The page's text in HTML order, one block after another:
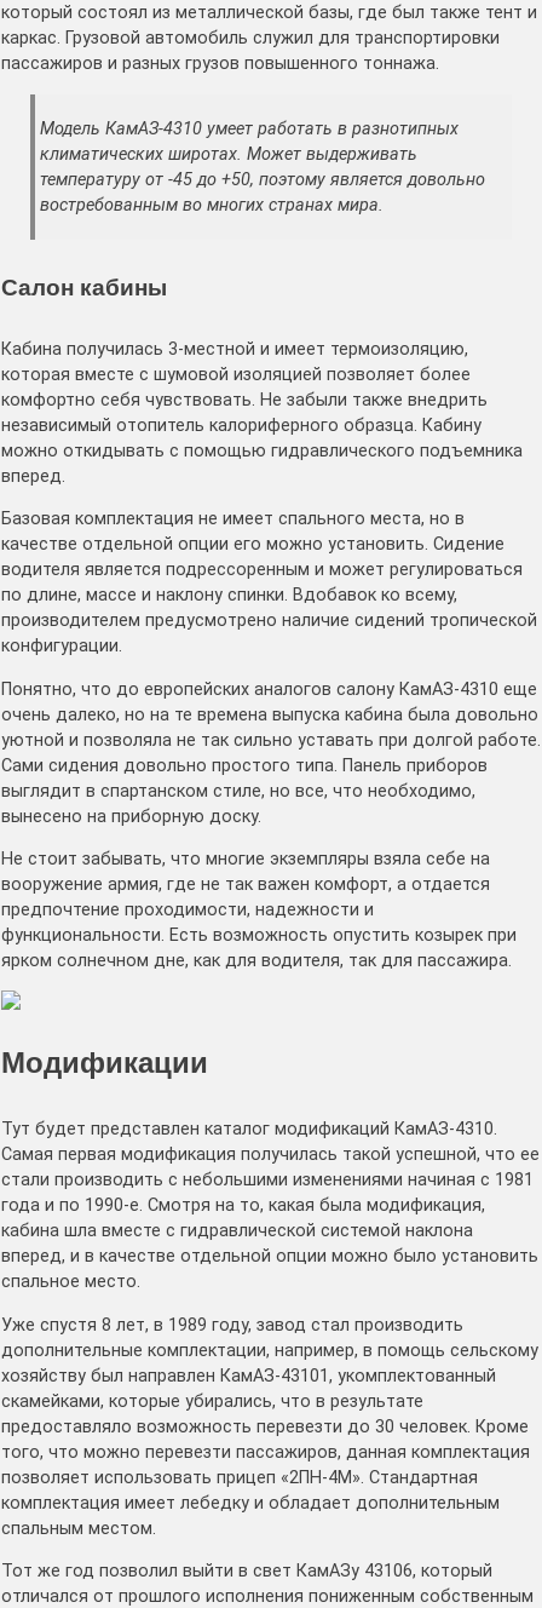
который состоял из металлической базы, где был также тент и
каркас. Грузовой автомобиль служил для транспортировки
пассажиров и разных грузов повышенного тоннажа.
Модель КамАЗ-4310 умеет работать в разнотипных
климатических широтах. Может выдерживать
температуру от -45 до +50, поэтому является довольно
востребованным во многих странах мира.
Салон кабины
Кабина получилась 3-местной и имеет термоизоляцию,
которая вместе с шумовой изоляцией позволяет более
комфортно себя чувствовать. Не забыли также внедрить
независимый отопитель калориферного образца. Кабину
можно откидывать с помощью гидравлического подъемника
вперед.
Базовая комплектация не имеет спального места, но в
качестве отдельной опции его можно установить. Сидение
водителя является подрессоренным и может регулироваться
по длине, массе и наклону спинки. Вдобавок ко всему,
производителем предусмотрено наличие сидений тропической
конфигурации.
Понятно, что до европейских аналогов салону КамАЗ-4310 еще
очень далеко, но на те времена выпуска кабина была довольно
уютной и позволяла не так сильно уставать при долгой работе.
Сами сидения довольно простого типа. Панель приборов
выглядит в спартанском стиле, но все, что необходимо,
вынесено на приборную доску.
Не стоит забывать, что многие экземпляры взяла себе на
вооружение армия, где не так важен комфорт, а отдается
предпочтение проходимости, надежности и
функциональности. Есть возможность опустить козырек при
ярком солнечном дне, как для водителя, так для пассажира.
Модификации
Тут будет представлен каталог модификаций КамАЗ-4310.
Самая первая модификация получилась такой успешной, что ее
стали производить с небольшими изменениями начиная с 1981
года и по 1990-е. Смотря на то, какая была модификация,
кабина шла вместе с гидравлической системой наклона
вперед, и в качестве отдельной опции можно было установить
спальное место.
Уже спустя 8 лет, в 1989 году, завод стал производить
дополнительные комплектации, например, в помощь сельскому
хозяйству был направлен КамАЗ-43101, укомплектованный
скамейками, которые убирались, что в результате
предоставляло возможность перевезти до 30 человек. Кроме
того, что можно перевезти пассажиров, данная комплектация
позволяет использовать прицеп «2ПН-4М». Стандартная
комплектация имеет лебедку и обладает дополнительным
спальным местом.
Тот же год позволил выйти в свет КамАЗу 43106, который
отличался от прошлого исполнения пониженным собственным